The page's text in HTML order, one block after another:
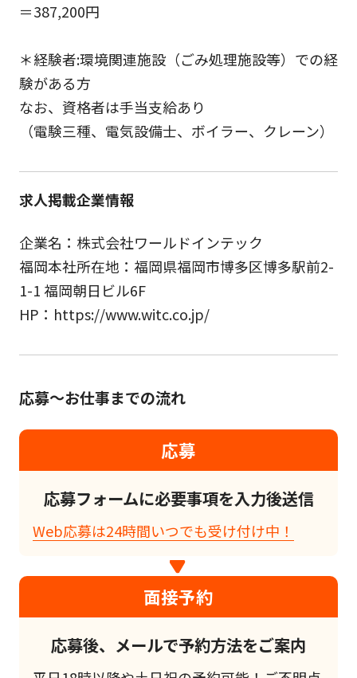
＝387,200円
＊経験者:環境関連施設（ごみ処理施設等）での経
験がある方
なお、資格者は手当支給あり
（電験三種、電気設備士、ボイラー、クレーン）
求人掲載企業情報
企業名：株式会社ワールドインテック
福岡本社所在地：福岡県福岡市博多区博多駅前2-
1-1 福岡朝日ビル6F
HP：https://www.witc.co.jp/
応募～お仕事までの流れ
応募
応募フォームに必要事項を入力後送信
Web応募は24時間いつでも受け付け中！
面接予約
応募後、メールで予約方法をご案内